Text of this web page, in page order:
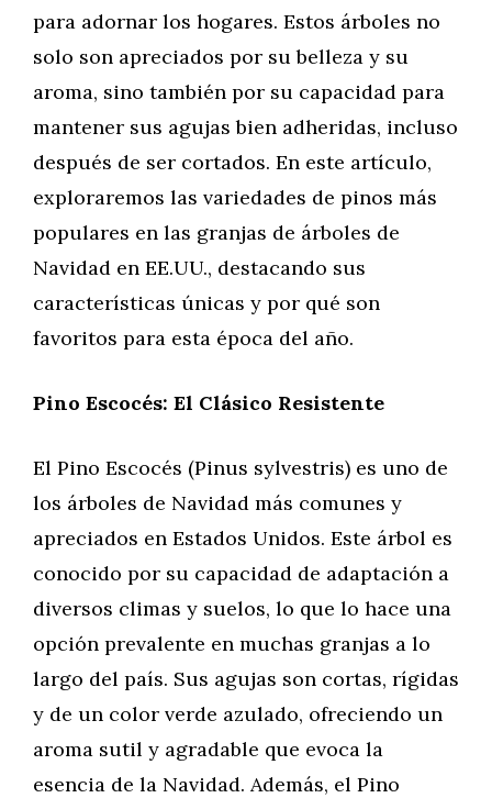
para adornar los hogares. Estos árboles no
solo son apreciados por su belleza y su
aroma, sino también por su capacidad para
mantener sus agujas bien adheridas, incluso
después de ser cortados. En este artículo,
exploraremos las variedades de pinos más
populares en las granjas de árboles de
Navidad en EE.UU., destacando sus
características únicas y por qué son
favoritos para esta época del año.
Pino Escocés: El Clásico Resistente
El Pino Escocés (Pinus sylvestris) es uno de
los árboles de Navidad más comunes y
apreciados en Estados Unidos. Este árbol es
conocido por su capacidad de adaptación a
diversos climas y suelos, lo que lo hace una
opción prevalente en muchas granjas a lo
largo del país. Sus agujas son cortas, rígidas
y de un color verde azulado, ofreciendo un
aroma sutil y agradable que evoca la
esencia de la Navidad. Además, el Pino